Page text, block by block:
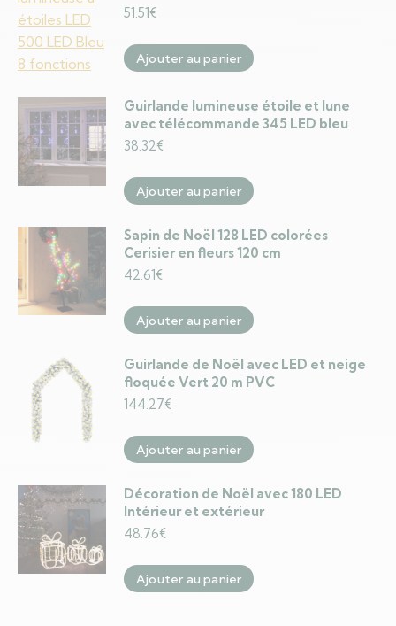
51.51€
Ajouter au panier
Guirlande lumineuse étoile et lune
avec télécommande 345 LED bleu
38.32€
Ajouter au panier
Sapin de Noël 128 LED colorées
Cerisier en fleurs 120 cm
42.61€
Ajouter au panier
Guirlande de Noël avec LED et neige
floquée Vert 20 m PVC
144.27€
Ajouter au panier
Décoration de Noël avec 180 LED
Intérieur et extérieur
48.76€
Ajouter au panier